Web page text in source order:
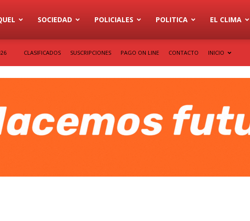
SOCIEDAD POLICIALES POLITICA EL CLIMA
CLASIFICADOS SUSCRIPCIONES PAGO ON LINE CONTACTO INICIO